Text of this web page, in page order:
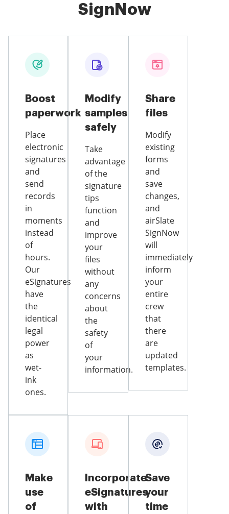
SignNow
Boost
paperwork
Place
electronic
signatures
and
send
records
in
moments
instead
of
hours.
Our
eSignatures
have
the
identical
legal
power
as
wet-
ink
ones.
Modify
samples
safely
Take
advantage
of the
signature
tips
function
and
improve
your
files
without
any
concerns
about
the
safety
of
your
information.
Share
files
Modify
existing
forms
and
save
changes,
and
airSlate
SignNow
will
immediately
inform
your
entire
crew
that
there
are
updated
templates.
Make
use
of
Incorporate
eSignatures
with
Save
your
time